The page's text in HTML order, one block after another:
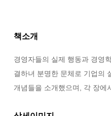
책소개
경영자들의 실제 행동과 경영
결하녀 분명한 문체로 기업의
개념들을 소개했으며, 각 장에